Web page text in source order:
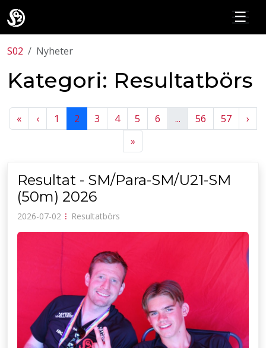
☰
S02 Nyheter
Kategori: Resultatbörs
«Previous
‹Previous
1 2 3 4 5 6 ... 56 57 ›
»Next
Resultat - SM/Para-SM/U21-SM
(50m) 2026
2026-07-02 ⁝ Resultatbörs